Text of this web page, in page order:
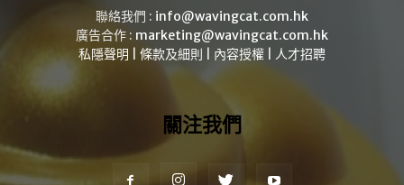
聯絡我們 : info@wavingcat.com.hk
廣告合作 : marketing@wavingcat.com.hk
私隱聲明
條款及細則 內容授權 人才招聘
關注我們